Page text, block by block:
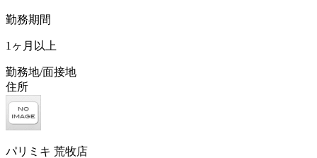
勤務期間
1ヶ月以上
勤務地/面接地
住所
パリミキ 荒牧店